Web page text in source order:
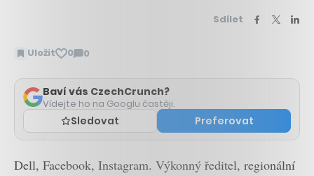
Sdílet
Uložit 0 0
Zobrazit
Baví vás CzechCrunch?
Vídejte ho na Googlu častěji.
Sledovat Preferovat
Dell, Facebook, Instagram. Výkonný ředitel, regionální